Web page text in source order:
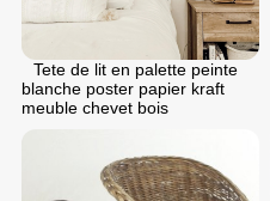
Tete de lit en palette peinte
blanche poster papier kraft
meuble chevet bois